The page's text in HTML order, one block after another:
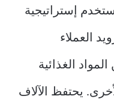
1976. وهي تستخدم إستراتيجية
العملاء
الغذائية
يحتفظ الآلاف